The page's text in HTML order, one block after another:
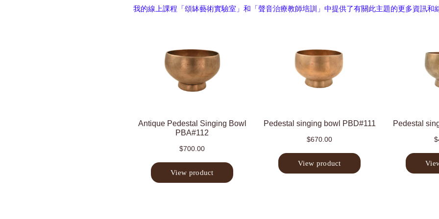
我的線上課程「頌缽藝術實驗室」和「聲音治療教師培訓」中提供了有關此主題的更多資訊和